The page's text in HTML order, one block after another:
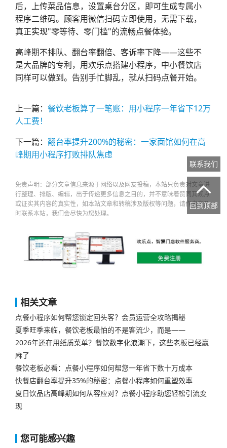
后，上传菜品信息，设置桌台分区，即可生成专属小
程序二维码。顾客用微信扫码立即使用，无需下载，
真正实现"零等待、零门槛"的流畅点餐体验。
高峰期不排队、翻台率翻倍、客诉率下降——这些不
是大品牌的专利，用欢乐点搭建小程序，中小餐饮店
同样可以做到。告别手忙脚乱，就从扫码点餐开始。
上一篇： 餐饮老板算了一笔账：用小程序一年省下12万
人工费！
下一篇： 翻台率提升200%的秘密：一家面馆如何在高
峰期用小程序打败排队焦虑
免责声明：部分文章信息来源于网络以及网友投稿，本站只负责对文章进
行整理、排版、编辑，出于传递更多信息之目的，并不意味着赞同其观点
或证实其内容的真实性，如本站文章和转稿涉及版权等问题，请作者在及
时联系本站，我们会尽快为您处理。
相关文章
点餐小程序如何帮您锁定回头客？会员运营全攻略揭秘
夏季旺季来临，餐饮老板最怕的不是客流少，而是——
2026年还在用纸质菜单？餐饮数字化浪潮下，这些老板已经赢
麻了
餐饮老板必看：点餐小程序如何帮您一年省下数十万成本
快餐店翻台率提升35%的秘密：点餐小程序如何重塑效率
夏日饮品店高峰期如何从容应对？点餐小程序助您轻松引流变
现
您可能感兴趣
联系我们

回到顶部